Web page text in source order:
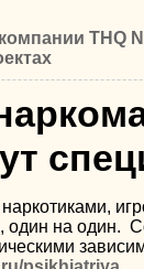
THQ
один на один.